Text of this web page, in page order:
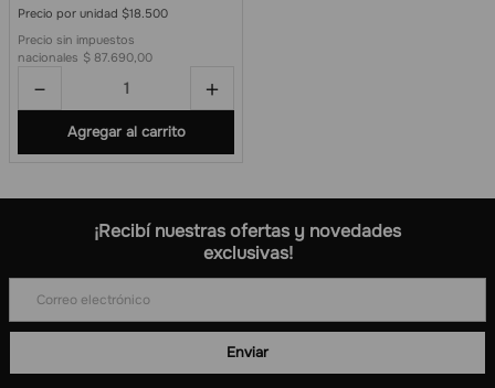
Precio por unidad $18.500
Precio sin impuestos
nacionales $ 87.690,00
＋
－
Agregar al carrito
¡Recibí nuestras ofertas y novedades
exclusivas!